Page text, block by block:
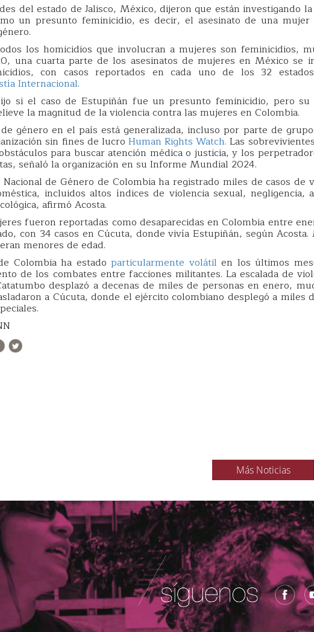
del estado de Jalisco, México, dijeron que están investigando
un presunto feminicidio, es decir, el asesinato de una
los homicidios que involucran a mujeres son feminicidios,
una cuarta parte de los asesinatos de mujeres en México se
con casos reportados en cada uno de los 32
Internacional.
si el caso de Estupiñán fue un presunto feminicidio, pero
la magnitud de la violencia contra las mujeres en Colombia.
género en el país está generalizada, incluso por parte de
sin fines de lucro Human Rights Watch. Las
para buscar atención médica o justicia, y los
señaló la organización en su Informe Mundial 2024.
Nacional de Género de Colombia ha registrado miles de casos de
incluidos altos índices de violencia sexual, negligencia,
afirmó Acosta.
fueron reportadas como desaparecidas en Colombia entre
con 34 casos en Cúcuta, donde vivía Estupiñán, según Acosta.
menores de edad.
Colombia ha estadoparticularmente volátil en los últimos
de los combates entre facciones militantes. La escalada de
desplazó a decenas de miles de personas en enero,
a Cúcuta, donde el ejército colombiano desplegó a miles
Más Noticias